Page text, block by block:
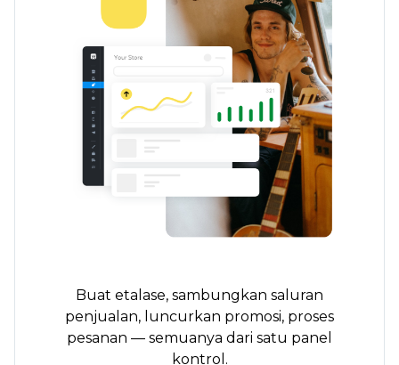
Buat etalase, sambungkan saluran
penjualan, luncurkan promosi, proses
pesanan — semuanya dari satu panel
kontrol.